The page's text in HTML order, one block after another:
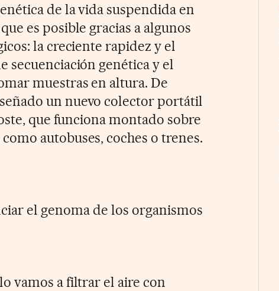
de la vida suspendida en
es posible gracias a algunos
la creciente rapidez y el
secuenciación genética y el
muestras en altura. De
un nuevo colector portátil
que funciona montado sobre
autobuses, coches o trenes.
el genoma de los organismos
vamos a filtrar el aire con